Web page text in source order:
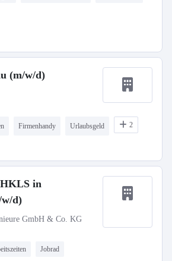
(m/w/d)
Firmenhandy Urlaubsgeld 2
in
d)
GmbH & Co. KG
Jobrad